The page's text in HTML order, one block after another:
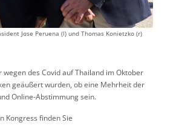
Jose Peruena (l) und Thomas Konietzko (r)
des Covid auf Thailand im Oktober
geäußert wurden, ob eine Mehrheit der
Online-Abstimmung sein.
Kongress finden Sie